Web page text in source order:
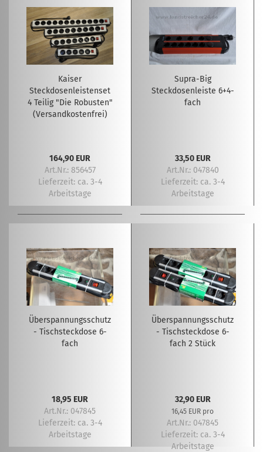
Kaiser
Steckdosenleistenset
4 Teilig "Die Robusten"
(Versandkostenfrei)
164,90 EUR
Art.Nr.: 856457
Lieferzeit: ca. 3-4
Arbeitstage
Supra-Big
Steckdosenleiste 6+4-
fach
33,50 EUR
Art.Nr.: 047840
Lieferzeit: ca. 3-4
Arbeitstage
Überspannungsschutz
- Tischsteckdose 6-
fach
18,95 EUR
Art.Nr.: 047845
Lieferzeit: ca. 3-4
Arbeitstage
Überspannungsschutz
- Tischsteckdose 6-
fach 2 Stück
32,90 EUR
16,45 EUR pro
Art.Nr.: 047845
Lieferzeit: ca. 3-4
Arbeitstage